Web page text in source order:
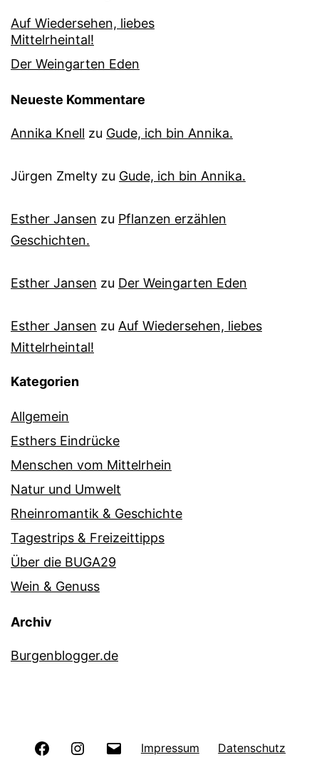
Auf Wiedersehen, liebes
Mittelrheintal!
Der Weingarten Eden
Neueste Kommentare
Annika Knell zu Gude, ich bin Annika.
Jürgen Zmelty zu Gude, ich bin Annika.
Esther Jansen zu Pflanzen erzählen
Geschichten.
Esther Jansen zu Der Weingarten Eden
Esther Jansen zu Auf Wiedersehen, liebes
Mittelrheintal!
Kategorien
Allgemein
Esthers Eindrücke
Menschen vom Mittelrhein
Natur und Umwelt
Rheinromantik & Geschichte
Tagestrips & Freizeittipps
Über die BUGA29
Wein & Genuss
Archiv
Burgenblogger.de
FacebookInstagram Impressum Datenschutz